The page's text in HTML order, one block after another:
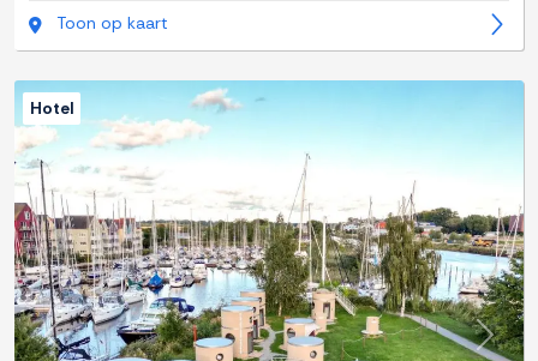
Toon op kaart
Previous Next
Hotel